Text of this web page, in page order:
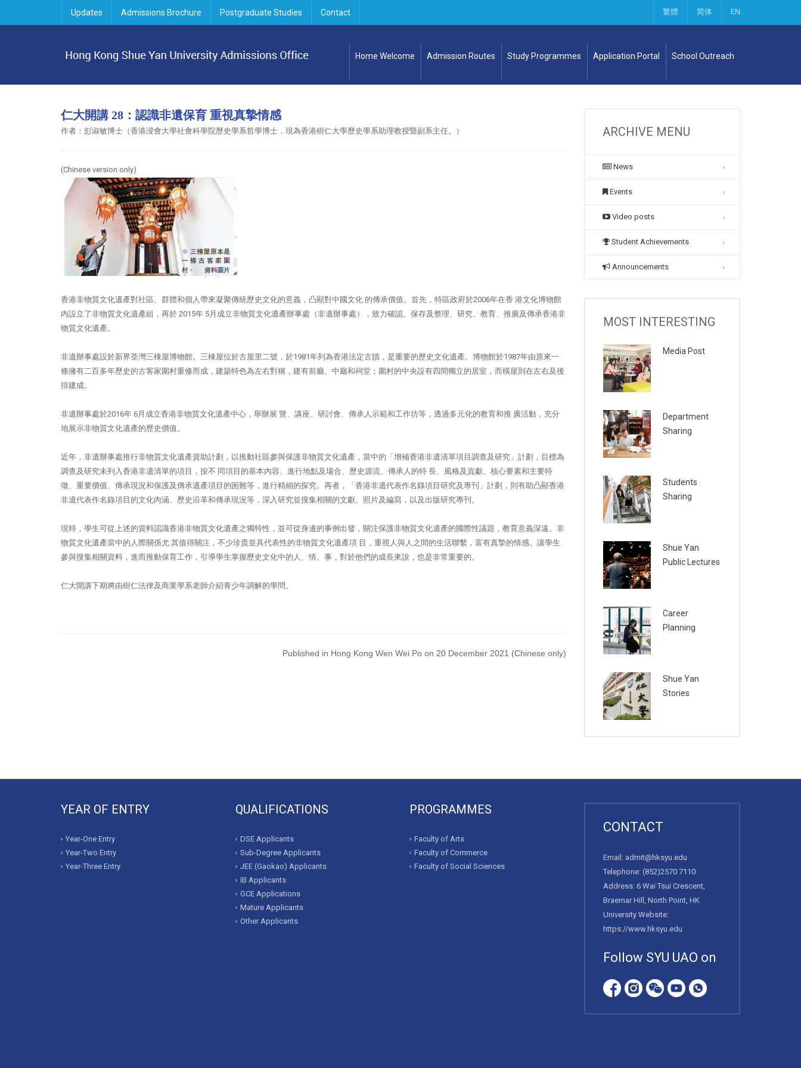
Updates Admissions Brochure Postgraduate Studies Contact 繁體 简体 EN
Home Welcome Admission Routes Study Programmes Application Portal School Outreach
仁大開講 28：認識非遺保育 重視真摯情感
作者：彭淑敏博士（香港浸會大學社會科學院歷史學系哲學博士，現為香港樹仁大學歷史學系助理教授暨副系主任。）
(Chinese version only)
香港非物質文化遺產對社區、群體和個人帶來凝聚傳統歷史文化的意義，凸顯對中國文化 的傳承價值。首先，特區政府於2006年在香 港文化博物館
內設立了非物質文化遺產組，再於 2015年 5月成立非物質文化遺產辦事處（非遺辦事處），致力確認、保存及整理、研究、教育、推廣及傳承香港非
物質文化遺產。
非遺辦事處設於新界荃灣三棟屋博物館。三棟屋位於古屋里二號，於1981年列為香港法定古蹟，是重要的歷史文化遺產。博物館於1987年由原來一
條擁有二百多年歷史的古客家圍村重修而成，建築特色為左右對稱，建有前廳、中廳和祠堂；圍村的中央設有四間獨立的居室，而橫屋則在左右及後
排建成。
非遺辦事處於2016年 6月成立香港非物質文化遺產中心，舉辦展 覽、講座、研討會、傳承人示範和工作坊等，透過多元化的教育和推 廣活動，充分
地展示非物質文化遺產的歷史價值。
近年，非遺辦事處推行非物質文化遺產資助計劃，以推動社區參與保護非物質文化遺產，當中的「增補香港非遺清單項目調查及研究」計劃，目標為
調查及研究未列入香港非遺清單的項目，按不 同項目的基本內容、進行地點及場合、歷史源流、傳承人的特 長、風格及貢獻、核心要素和主要特
徵、重要價值、傳承現況和保護及傳承遺產項目的困難等，進行精細的探究。再者，「香港非遺代表作名錄項目研究及專刊」計劃，則有助凸顯香港
非遺代表作名錄項目的文化內涵、歷史沿革和傳承現況等，深入研究並搜集相關的文獻、照片及編寫，以及出版研究專刊。
現時，學生可從上述的資料認識香港非物質文化遺產之獨特性，並可從身邊的事例出發，關注保護非物質文化遺產的國際性議題，教育意義深遠。非
物質文化遺產當中的人際關係尤 其值得關注，不少珍貴並具代表性的非物質文化遺產項 目，重視人與人之間的生活聯繫，富有真摯的情感。讓學生
參與搜集相關資料，進而推動保育工作，引導學生掌握歷史文化中的人、情、事，對於他們的成長來說，也是非常重要的。
仁大開講下期將由樹仁法律及商業學系老師介紹青少年調解的學問。
Published in Hong Kong Wen Wei Po on 20 December 2021 (Chinese only)
ARCHIVE MENU
News
Events
Video posts
Student Achievements
Announcements
MOST INTERESTING
Media Post
Department
Sharing
Students
Sharing
Shue Yan
Public Lectures
Career
Planning
Shue Yan
Stories
YEAR OF ENTRY
Year-One Entry
Year-Two Entry
Year-Three Entry
QUALIFICATIONS
DSE Applicants
Sub-Degree Applicants
JEE (Gaokao) Applicants
IB Applicants
GCE Applications
Mature Applicants
Other Applicants
PROGRAMMES
Faculty of Arts
Faculty of Commerce
Faculty of Social Sciences
CONTACT
Email: admit@hksyu.edu
Telephone: (852)2570 7110
Address: 6 Wai Tsui Crescent,
Braemar Hill, North Point, HK
University Website:
https://www.hksyu.edu
Follow SYU UAO on